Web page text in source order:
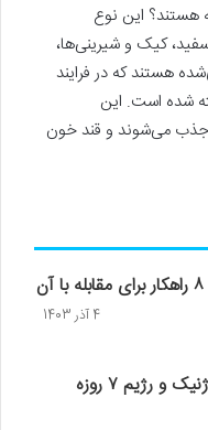
هستند؟ این نوع
کیک و شیرینی‌ها،
هستند که در فرایند
شده است. این
می‌شوند و قند خون
4 آذر 1403
مقایسه رژیم کتوژنیک و رژیم ۷ روزه